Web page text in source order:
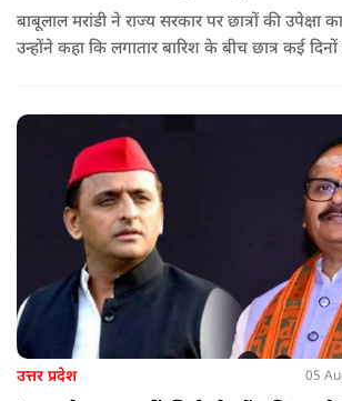
बाबूलाल मरांडी ने राज्य सरकार पर छात्रों की उपेक्षा
उन्होंने कहा कि लगातार बारिश के बीच छात्र कई
उत्तर प्रदेश 05